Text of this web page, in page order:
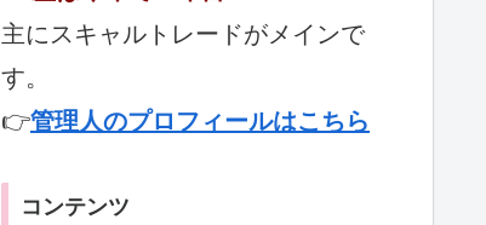
主にスキャルトレードがメインで
す。
👉管理人のプロフィールはこちら
コンテンツ